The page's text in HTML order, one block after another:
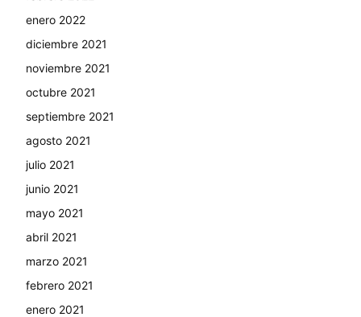
enero 2022
diciembre 2021
noviembre 2021
octubre 2021
septiembre 2021
agosto 2021
julio 2021
junio 2021
mayo 2021
abril 2021
marzo 2021
febrero 2021
enero 2021